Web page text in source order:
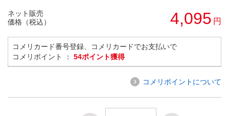
ネット販売
価格（税込）
4,095 円
コメリカード番号登録、コメリカードでお支払いで
コメリポイント ： 54ポイント獲得
コメリポイントについて